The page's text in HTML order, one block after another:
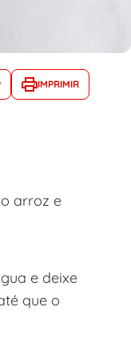
IMPRIMIR
arroz e
e deixe
que o